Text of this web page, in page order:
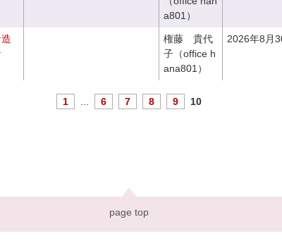
a801）
権藤 貴代
子（office h
ana801）
2026年8月
1 6 7 8 9 10
page top